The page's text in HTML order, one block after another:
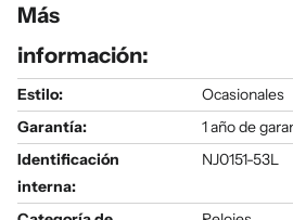
Más
información:
Estilo:
Ocasionales
Garantía:
1 año de
Identificación
interna:
NJ0151-53L